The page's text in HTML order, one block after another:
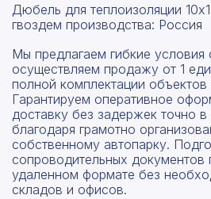
Дюбель для теплоизоляции
гвоздем производства: Россия
Мы предлагаем гибкие условия
осуществляем продажу от 1
полной комплектации
Гарантируем оперативное
доставку без задержек точно
благодаря грамотно
собственному автопарку.
сопроводительных документов
удаленном формате без
складов и офисов.